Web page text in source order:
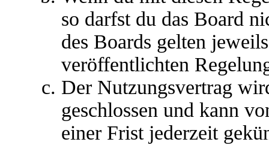
so darfst du das Board
des Boards gelten
veröffentlichten
Der Nutzungsvertrag
geschlossen und kann
einer Frist jederzeit